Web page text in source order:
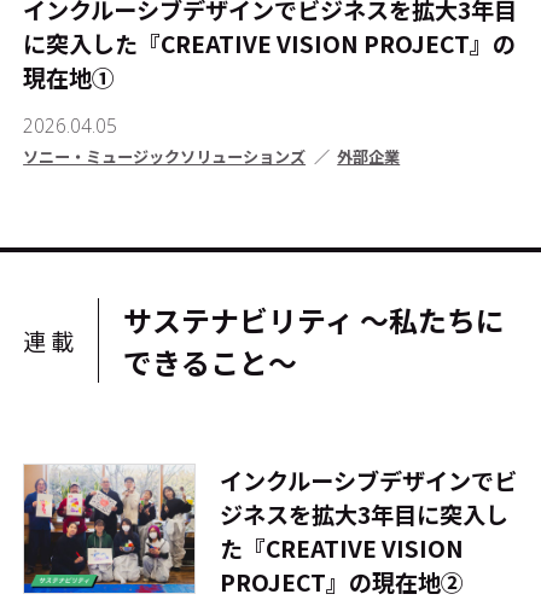
インクルーシブデザインでビジネスを拡大――3年目
に突入した『CREATIVE VISION PROJECT』の
現在地①
2026.04.05
ソニー・ミュージックソリューションズ 外部企業
連載
サステナビリティ ～私たちに
できること～
インクルーシブデザインでビ
ジネスを拡大――3年目に突入し
た『CREATIVE VISION
PROJECT』の現在地②